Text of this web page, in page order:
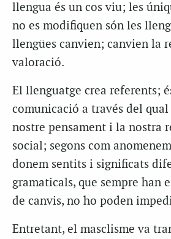
llengua és un cos viu; les
no es modifiquen són les
llengües canvien; canvien la
valoració.
El llenguatge crea referents;
comunicació a través del
nostre pensament i la nostra
social; segons com
donem sentits i significats
gramaticals, que sempre han
de canvis, no ho poden
Entretant, el masclisme va